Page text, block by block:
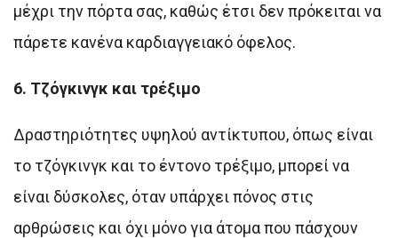
μέχρι την πόρτα σας, καθώς έτσι δεν πρόκειται να
πάρετε κανένα καρδιαγγειακό όφελος.
6. Τζόγκινγκ και τρέξιμο
Δραστηριότητες υψηλού αντίκτυπου, όπως είναι
το τζόγκινγκ και το έντονο τρέξιμο, μπορεί να
είναι δύσκολες, όταν υπάρχει πόνος στις
αρθρώσεις και όχι μόνο για άτομα που πάσχουν